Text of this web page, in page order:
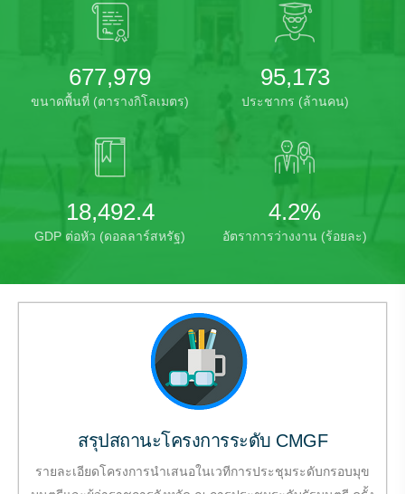
677,979
ขนาดพื้นที่ (ตารางกิโลเมตร)
95,173
ประชากร (ล้านคน)
18,492.4
GDP ต่อหัว (ดอลลาร์สหรัฐ)
4.2%
อัตราการว่างงาน (ร้อยละ)
สรุปสถานะโครงการระดับ CMGF
รายละเอียดโครงการนำเสนอในเวทีการประชุมระดับกรอบมุข